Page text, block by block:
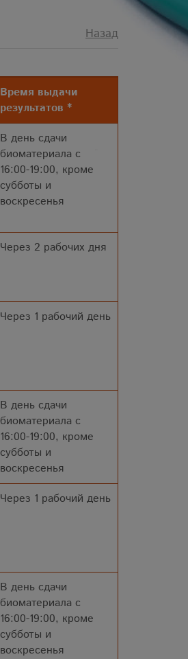
Назад
Время выдачи
результатов *
В день сдачи
биоматериала с
16:00-19:00, кроме
субботы и
воскресенья
Через 2 рабочих дня
Через 1 рабочий день
В день сдачи
биоматериала с
16:00-19:00, кроме
субботы и
воскресенья
Через 1 рабочий день
В день сдачи
биоматериала с
16:00-19:00, кроме
субботы и
воскресенья